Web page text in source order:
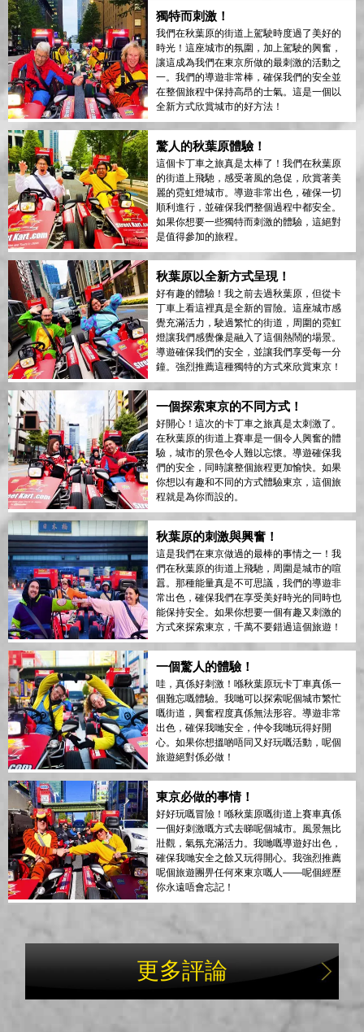
獨特而刺激！
我們在秋葉原的街道上駕駛時度過了美好的
時光！這座城市的氛圍，加上駕駛的興奮，
讓這成為我們在東京所做的最刺激的活動之
一。我們的導遊非常棒，確保我們的安全並
在整個旅程中保持高昂的士氣。這是一個以
全新方式欣賞城市的好方法！
驚人的秋葉原體驗！
這個卡丁車之旅真是太棒了！我們在秋葉原
的街道上飛馳，感受著風的急促，欣賞著美
麗的霓虹燈城市。導遊非常出色，確保一切
順利進行，並確保我們整個過程中都安全。
如果你想要一些獨特而刺激的體驗，這絕對
是值得參加的旅程。
秋葉原以全新方式呈現！
好有趣的體驗！我之前去過秋葉原，但從卡
丁車上看這裡真是全新的冒險。這座城市感
覺充滿活力，駛過繁忙的街道，周圍的霓虹
燈讓我們感覺像是融入了這個熱鬧的場景。
導遊確保我們的安全，並讓我們享受每一分
鐘。強烈推薦這種獨特的方式來欣賞東京！
一個探索東京的不同方式！
好開心！這次的卡丁車之旅真是太刺激了。
在秋葉原的街道上賽車是一個令人興奮的體
驗，城市的景色令人難以忘懷。導遊確保我
們的安全，同時讓整個旅程更加愉快。如果
你想以有趣和不同的方式體驗東京，這個旅
程就是為你而設的。
秋葉原的刺激與興奮！
這是我們在東京做過的最棒的事情之一！我
們在秋葉原的街道上飛馳，周圍是城市的喧
囂。那種能量真是不可思議，我們的導遊非
常出色，確保我們在享受美好時光的同時也
能保持安全。如果你想要一個有趣又刺激的
方式來探索東京，千萬不要錯過這個旅遊！
一個驚人的體驗！
哇，真係好刺激！喺秋葉原玩卡丁車真係一
個難忘嘅體驗。我哋可以探索呢個城市繁忙
嘅街道，興奮程度真係無法形容。導遊非常
出色，確保我哋安全，仲令我哋玩得好開
心。如果你想搵啲唔同又好玩嘅活動，呢個
旅遊絕對係必做！
東京必做的事情！
好好玩嘅冒險！喺秋葉原嘅街道上賽車真係
一個好刺激嘅方式去睇呢個城市。風景無比
壯觀，氣氛充滿活力。我哋嘅導遊好出色，
確保我哋安全之餘又玩得開心。我強烈推薦
呢個旅遊團畀任何來東京嘅人——呢個經歷
你永遠唔會忘記！
更多評論